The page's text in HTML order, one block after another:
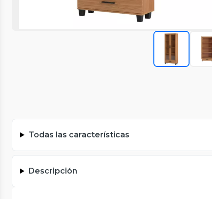
Todas las características
Descripción